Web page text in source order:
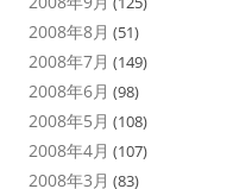
2008年8月 (51)
2008年7月 (149)
2008年6月 (98)
2008年5月 (108)
2008年4月 (107)
2008年3月 (83)